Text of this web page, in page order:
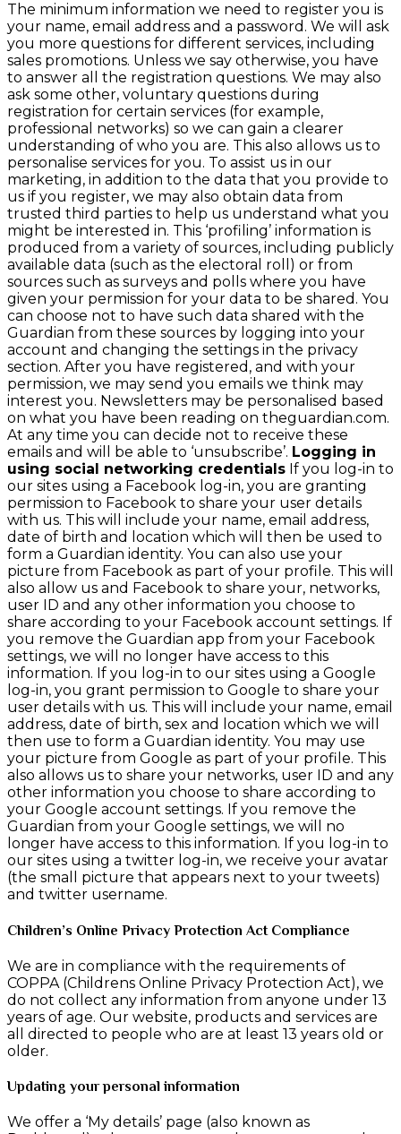
The minimum information we need to register you is
your name, email address and a password. We will ask
you more questions for different services, including
sales promotions. Unless we say otherwise, you have
to answer all the registration questions. We may also
ask some other, voluntary questions during
registration for certain services (for example,
professional networks) so we can gain a clearer
understanding of who you are. This also allows us to
personalise services for you. To assist us in our
marketing, in addition to the data that you provide to
us if you register, we may also obtain data from
trusted third parties to help us understand what you
might be interested in. This ‘profiling’ information is
produced from a variety of sources, including publicly
available data (such as the electoral roll) or from
sources such as surveys and polls where you have
given your permission for your data to be shared. You
can choose not to have such data shared with the
Guardian from these sources by logging into your
account and changing the settings in the privacy
section. After you have registered, and with your
permission, we may send you emails we think may
interest you. Newsletters may be personalised based
on what you have been reading on theguardian.com.
At any time you can decide not to receive these
emails and will be able to ‘unsubscribe’. Logging in
using social networking credentials If you log-in to
our sites using a Facebook log-in, you are granting
permission to Facebook to share your user details
with us. This will include your name, email address,
date of birth and location which will then be used to
form a Guardian identity. You can also use your
picture from Facebook as part of your profile. This will
also allow us and Facebook to share your, networks,
user ID and any other information you choose to
share according to your Facebook account settings. If
you remove the Guardian app from your Facebook
settings, we will no longer have access to this
information. If you log-in to our sites using a Google
log-in, you grant permission to Google to share your
user details with us. This will include your name, email
address, date of birth, sex and location which we will
then use to form a Guardian identity. You may use
your picture from Google as part of your profile. This
also allows us to share your networks, user ID and any
other information you choose to share according to
your Google account settings. If you remove the
Guardian from your Google settings, we will no
longer have access to this information. If you log-in to
our sites using a twitter log-in, we receive your avatar
(the small picture that appears next to your tweets)
and twitter username.
Children’s Online Privacy Protection Act Compliance
We are in compliance with the requirements of
COPPA (Childrens Online Privacy Protection Act), we
do not collect any information from anyone under 13
years of age. Our website, products and services are
all directed to people who are at least 13 years old or
older.
Updating your personal information
We offer a ‘My details’ page (also known as